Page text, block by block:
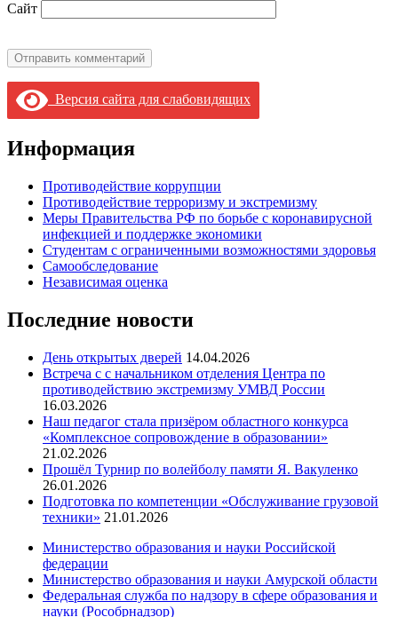
Сайт
Версия сайта для слабовидящих
Информация
Противодействие коррупции
Противодействие терроризму и экстремизму
Меры Правительства РФ по борьбе с коронавирусной
инфекцией и поддержке экономики
Студентам с ограниченными возможностями здоровья
Самообследование
Независимая оценка
Последние новости
День открытых дверей 14.04.2026
Встреча с с начальником отделения Центра по
противодействию экстремизму УМВД России
16.03.2026
Наш педагог стала призёром областного конкурса
«Комплексное сопровождение в образовании»
21.02.2026
Прошёл Турнир по волейболу памяти Я. Вакуленко
26.01.2026
Подготовка по компетенции «Обслуживание грузовой
техники» 21.01.2026
Министерство образования и науки Российской
федерации
Министерство образования и науки Амурской области
Федеральная служба по надзору в сфере образования и
науки (Рособрнадзор)